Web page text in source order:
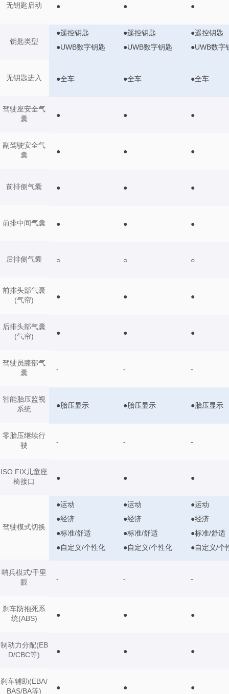
无钥匙启动
钥匙类型
无钥匙进入
驾驶座安全气
囊
副驾驶安全气
囊
前排侧气囊
前排中间气囊
后排侧气囊
前排头部气囊
(气帘)
后排头部气囊
(气帘)
驾驶员膝部气
囊
智能胎压监视
系统
零胎压继续行
驶
ISO FIX儿童座
椅接口
驾驶模式切换
哨兵模式/千里
眼
刹车防抱死系
统(ABS)
制动力分配(EB
D/CBC等)
刹车辅助(EBA/
BAS/BA等)
● ● ●
●遥控钥匙
●UWB数字钥匙
●遥控钥匙
●UWB数字钥匙
●遥控钥匙
●UWB数字
●全车 ●全车 ●全车
● ● ●
● ● ●
● ● ●
● ● ●
○ ○ ○
● ● ●
● ● ●
- - -
●胎压显示 ●胎压显示 ●胎压显示
- - -
● ● ●
●运动
●经济
●标准/舒适
●自定义/个性化
●运动
●经济
●标准/舒适
●自定义/个性化
●运动
●经济
●标准/舒适
●自定义/个
- - -
● ● ●
● ● ●
● ● ●